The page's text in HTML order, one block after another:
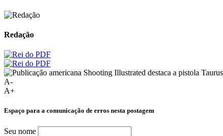
Redação
A-
A+
Espaço para a comunicação de erros nesta postagem
Seu nome